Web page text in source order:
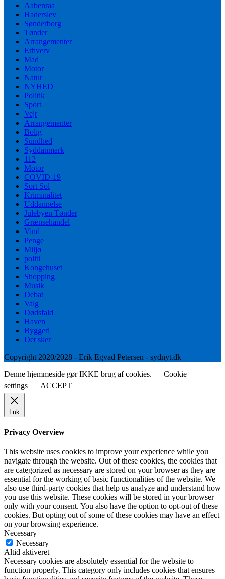
Aabenraa
Haderslev
Sønderborg
Tønder
Arrangementer
Erhverv
Mad
Motor
Natur
NYHED
Politik
Sport
Vejr
Arrangementer
Bolig
Sundhed
Syddanmark
112
Motor
COVID-19
Sort Sol
Kriminalitet
Uddannelse
Julebyen Tønder
Grænsehandel
Vind
Penge
Miljø
politi
Kongehuset
Shopping
Musik
Debat
Valg
Dødsfald
Haven
Byggeri
Det sker
Copyright 2020/2028 - Erik Egvad Petersen - sydnyt.dk
Denne hjemmeside gør IKKE brug af cookies.
Cookie
settings
ACCEPT
Luk
Privacy Overview
This website uses cookies to improve your experience while you
navigate through the website. Out of these cookies, the cookies that
are categorized as necessary are stored on your browser as they are
essential for the working of basic functionalities of the website. We
also use third-party cookies that help us analyze and understand how
you use this website. These cookies will be stored in your browser
only with your consent. You also have the option to opt-out of these
cookies. But opting out of some of these cookies may have an effect
on your browsing experience.
Necessary
Necessary
Altid aktiveret
Necessary cookies are absolutely essential for the website to
function properly. This category only includes cookies that ensures